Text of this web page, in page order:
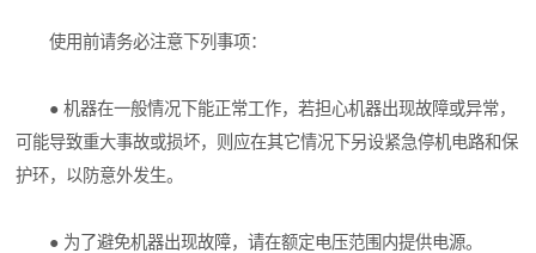
使用前请务必注意下列事项：
● 机器在一般情况下能正常工作，若担心机器出现故障或异常，
可能导致重大事故或损坏，则应在其它情况下另设紧急停机电路和保
护环，以防意外发生。
● 为了避免机器出现故障，请在额定电压范围内提供电源。